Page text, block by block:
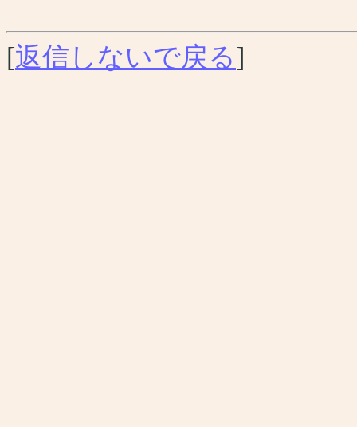
[返信しないで戻る]